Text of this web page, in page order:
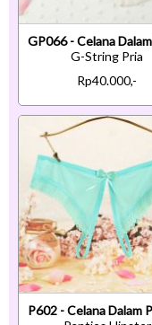
G-String Pria
Rp40.000,-